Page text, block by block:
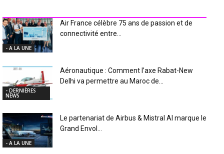
- A LA UNE
Air France célèbre 75 ans de passion et de
connectivité entre...
- DERNIÈRES
NEWS
Aéronautique : Comment l’axe Rabat-New
Delhi va permettre au Maroc de...
- A LA UNE
Le partenariat de Airbus & Mistral AI marque le
Grand Envol...